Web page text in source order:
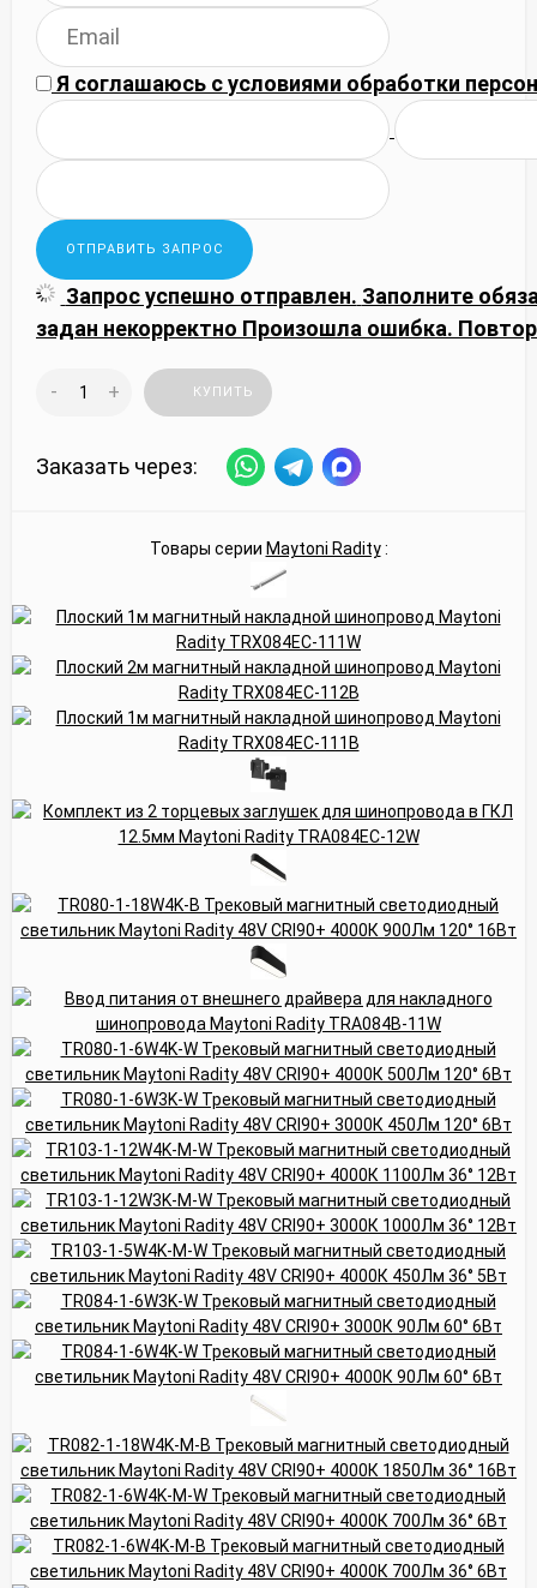
Я соглашаюсь сусловиями обработки
Запрос успешно отправлен. Заполните
задан некорректно Произошла ошибка.
- + КУПИТЬ
Заказать через:
Товары серии Maytoni Radity: